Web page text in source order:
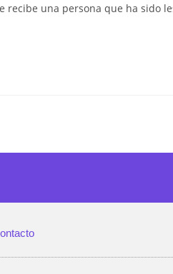
recibe una persona que ha sido